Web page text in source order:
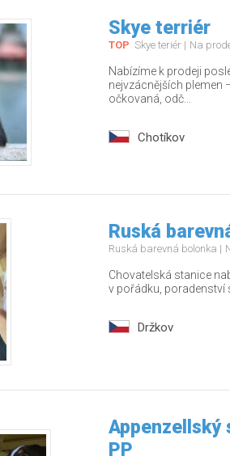
Skye terriér
TOP Skye teriér Na
Nabízíme k prodeji
nejvzácnějších plemen
očkovaná, odč...
Chotíkov
Ruská
Ruská barevná bolonka
Chovatelská stanice
v pořádku, poradenství
Držkov
Appenzellský
PP